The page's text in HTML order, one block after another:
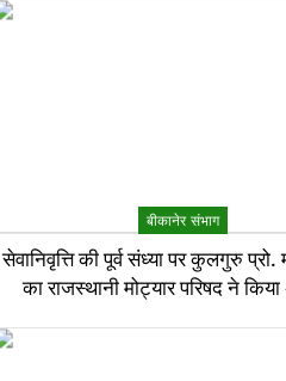
बीकानेर संभाग
सेवानिवृत्ति की पूर्व संध्या पर कुलगुरु प्रो.
का राजस्थानी मोट्यार परिषद ने